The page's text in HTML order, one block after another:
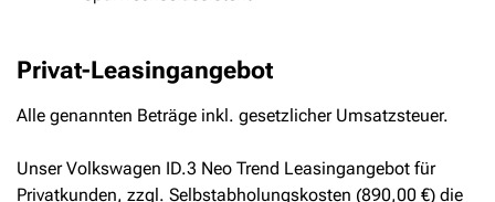
Privat-Leasingangebot
Alle genannten Beträge inkl. gesetzlicher Umsatzsteuer.
Unser Volkswagen ID.3 Neo Trend Leasingangebot für
Privatkunden, zzgl. Selbstabholungskosten (890,00 €) die